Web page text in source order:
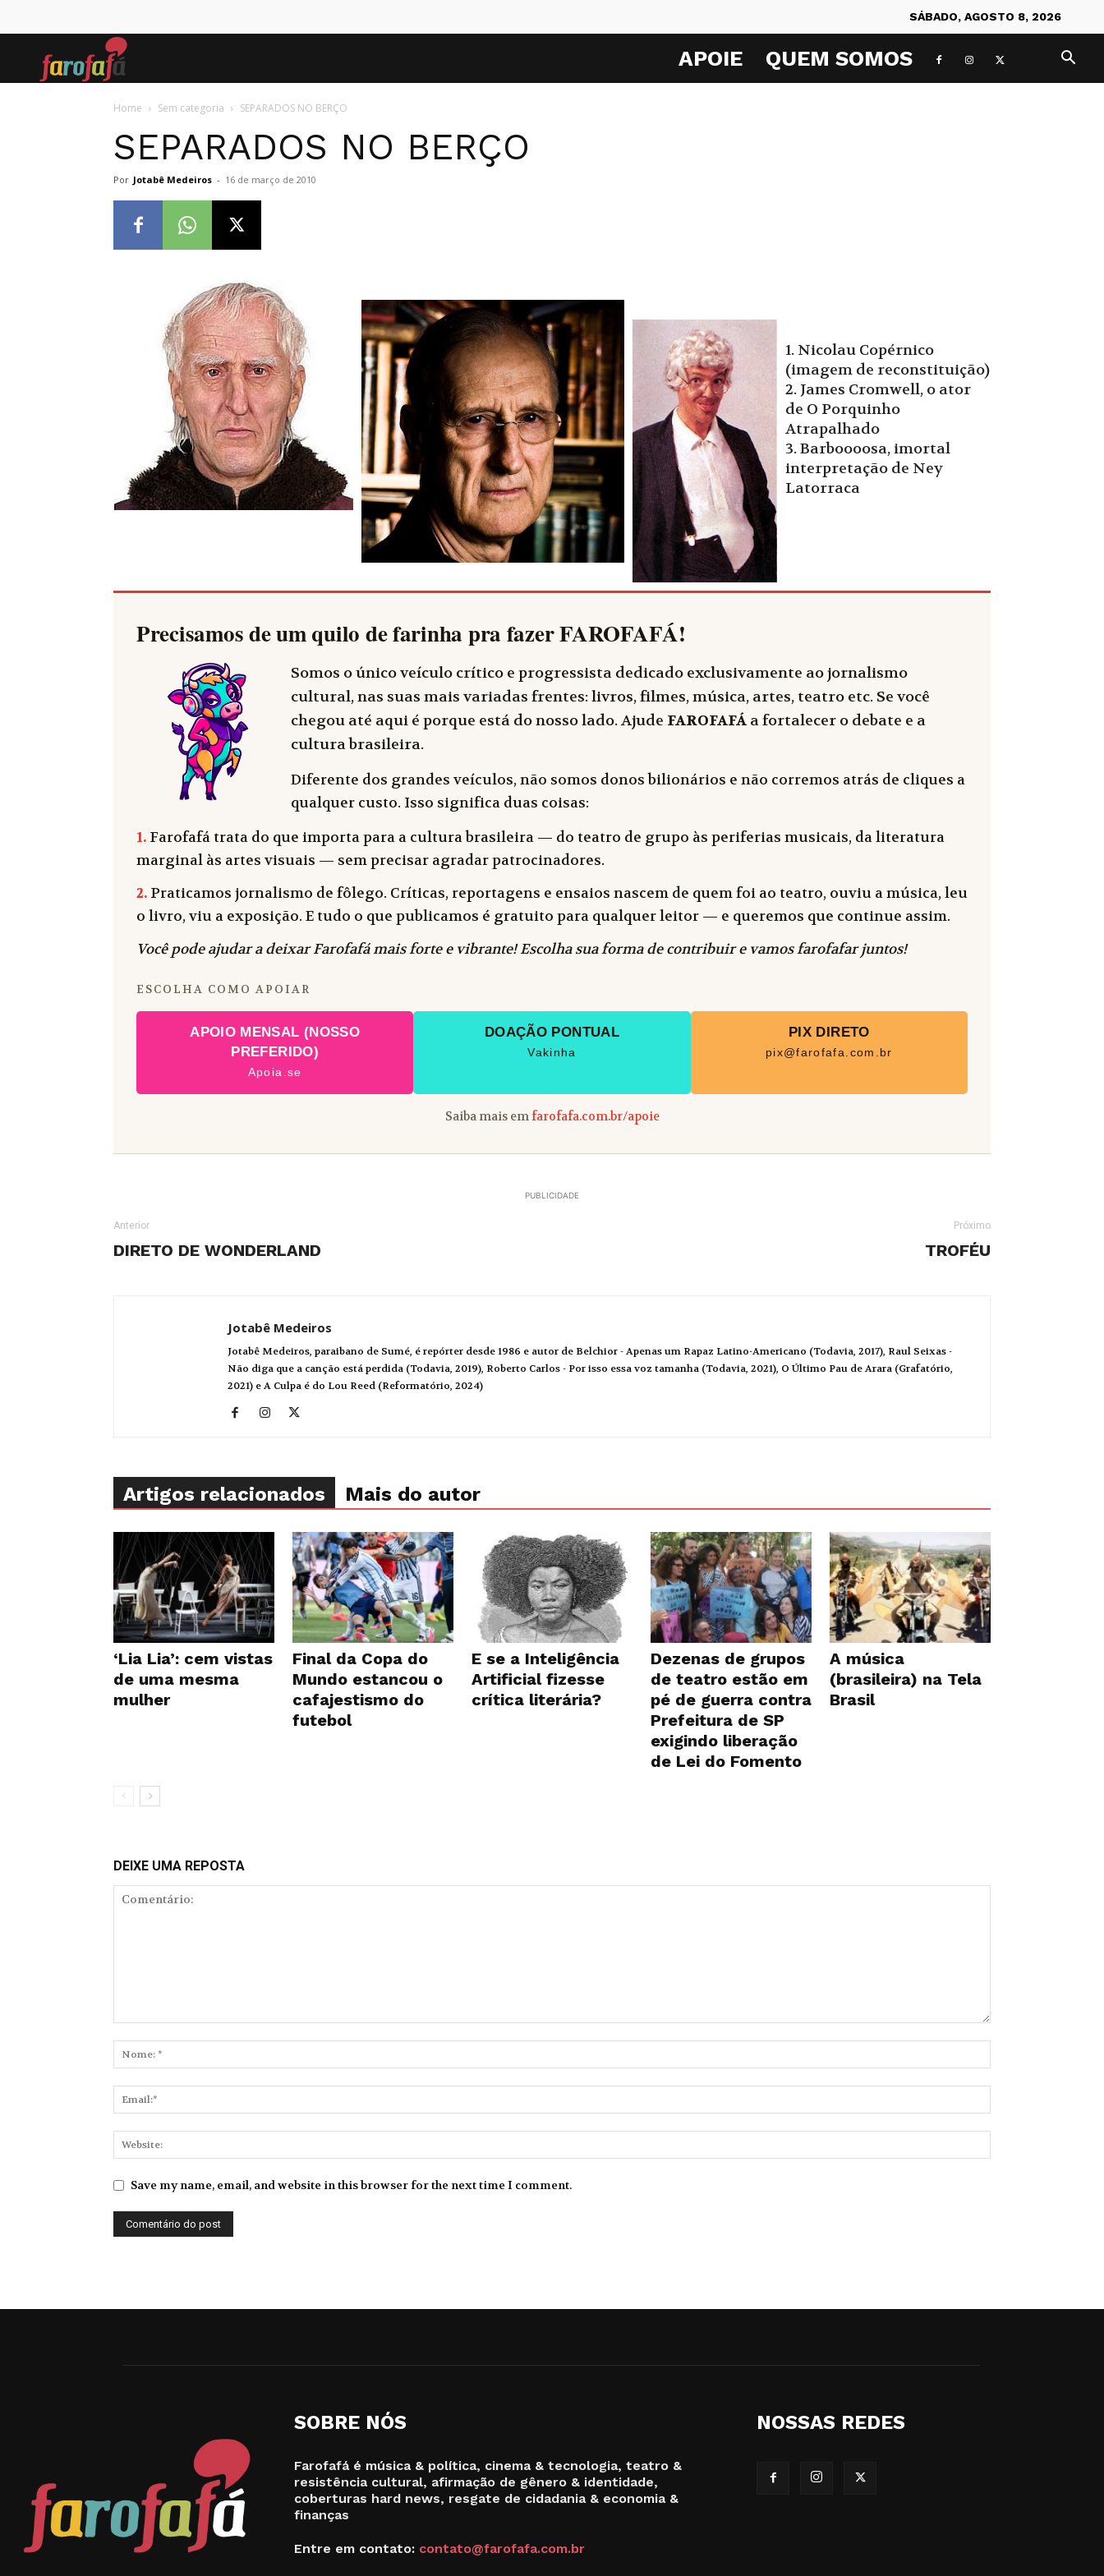
SÁBADO, AGOSTO 8, 2026
APOIE QUEM SOMOS
Home Sem categoria SEPARADOS NO BERÇO
SEPARADOS NO BERÇO
Por Jotabê Medeiros - 16 de março de 2010
1. Nicolau Copérnico
(imagem de reconstituição)
2. James Cromwell, o ator
de O Porquinho
Atrapalhado
3. Barboooosa, imortal
interpretação de Ney
Latorraca
Precisamos de um quilo de farinha pra fazerFAROFAFÁ!
Somos o único veículo crítico e progressista dedicado exclusivamente ao jornalismo
cultural, nas suas mais variadas frentes: livros, filmes, música, artes, teatro etc. Se você
chegou até aqui é porque está do nosso lado. Ajude FAROFAFÁ a fortalecer o debate e a
cultura brasileira.
Diferente dos grandes veículos, não somos donos bilionários e não corremos atrás de cliques a
qualquer custo. Isso significa duas coisas:
1. Farofafá trata do que importa para a cultura brasileira — do teatro de grupo às periferias musicais, da literatura
marginal às artes visuais — sem precisar agradar patrocinadores.
2. Praticamos jornalismo de fôlego. Críticas, reportagens e ensaios nascem de quem foi ao teatro, ouviu a música, leu
o livro, viu a exposição. E tudo o que publicamos é gratuito para qualquer leitor — e queremos que continue assim.
Você pode ajudar a deixar Farofafá mais forte e vibrante! Escolha sua forma de contribuir e vamos farofafar juntos!
ESCOLHA COMO APOIAR
APOIO MENSAL (NOSSO
PREFERIDO)
Apoia.se
DOAÇÃO PONTUAL
Vakinha
PIX DIRETO
pix@farofafa.com.br
Saiba mais emfarofafa.com.br/apoie
PUBLICIDADE
Anterior
DIRETO DE WONDERLAND
Próximo
TROFÉU
Jotabê Medeiros
Jotabê Medeiros, paraibano de Sumé, é repórter desde 1986 e autor de Belchior - Apenas um Rapaz Latino-Americano (Todavia, 2017), Raul Seixas -
Não diga que a canção está perdida (Todavia, 2019), Roberto Carlos - Por isso essa voz tamanha (Todavia, 2021), O Último Pau de Arara (Grafatório,
2021) e A Culpa é do Lou Reed (Reformatório, 2024)
Artigos relacionados Mais do autor
‘Lia Lia’: cem vistas
de uma mesma
mulher
Final da Copa do
Mundo estancou o
cafajestismo do
futebol
E se a Inteligência
Artificial fizesse
crítica literária?
Dezenas de grupos
de teatro estão em
pé de guerra contra
Prefeitura de SP
exigindo liberação
de Lei do Fomento
A música
(brasileira) na Tela
Brasil
DEIXE UMA REPOSTA
Save my name, email, and website in this browser for the next time I comment.
SOBRE NÓS
Farofafá é música & política, cinema & tecnologia, teatro &
resistência cultural, afirmação de gênero & identidade,
coberturas hard news, resgate de cidadania & economia &
finanças
Entre em contato: contato@farofafa.com.br
NOSSAS REDES